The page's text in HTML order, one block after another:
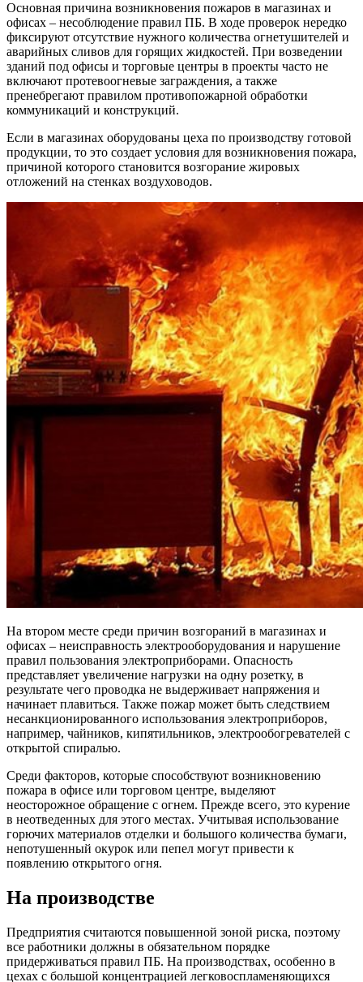
Основная причина возникновения пожаров в магазинах и
офисах – несоблюдение правил ПБ. В ходе проверок нередко
фиксируют отсутствие нужного количества огнетушителей и
аварийных сливов для горящих жидкостей. При возведении
зданий под офисы и торговые центры в проекты часто не
включают протевоогневые заграждения, а также
пренебрегают правилом противопожарной обработки
коммуникаций и конструкций.
Если в магазинах оборудованы цеха по производству готовой
продукции, то это создает условия для возникновения пожара,
причиной которого становится возгорание жировых
отложений на стенках воздуховодов.
На втором месте среди причин возгораний в магазинах и
офисах – неисправность электрооборудования и нарушение
правил пользования электроприборами. Опасность
представляет увеличение нагрузки на одну розетку, в
результате чего проводка не выдерживает напряжения и
начинает плавиться. Также пожар может быть следствием
несанкционированного использования электроприборов,
например, чайников, кипятильников, электрообогревателей с
открытой спиралью.
Среди факторов, которые способствуют возникновению
пожара в офисе или торговом центре, выделяют
неосторожное обращение с огнем. Прежде всего, это курение
в неотведенных для этого местах. Учитывая использование
горючих материалов отделки и большого количества бумаги,
непотушенный окурок или пепел могут привести к
появлению открытого огня.
На производстве
Предприятия считаются повышенной зоной риска, поэтому
все работники должны в обязательном порядке
придерживаться правил ПБ. На производствах, особенно в
цехах с большой концентрацией легковоспламеняющихся